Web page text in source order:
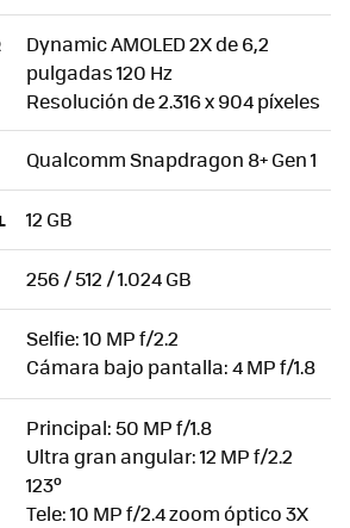
Dynamic AMOLED 2X de 6,2
pulgadas 120 Hz
Resolución de 2.316 x 904 píxeles
Qualcomm Snapdragon 8+ Gen 1
12 GB
256 / 512 / 1.024 GB
Selfie: 10 MP f/2.2
Cámara bajo pantalla: 4 MP f/1.8
Principal: 50 MP f/1.8
Ultra gran angular: 12 MP f/2.2
123º
Tele: 10 MP f/2.4 zoom óptico 3X